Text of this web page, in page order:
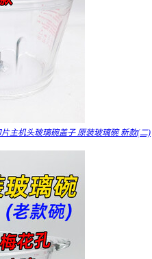
主机头玻璃碗盖子 原装玻璃碗 新款(二)